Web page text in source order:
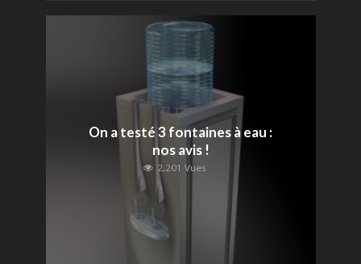
On a testé 3 fontaines à eau :
nos avis !
2,201 Vues